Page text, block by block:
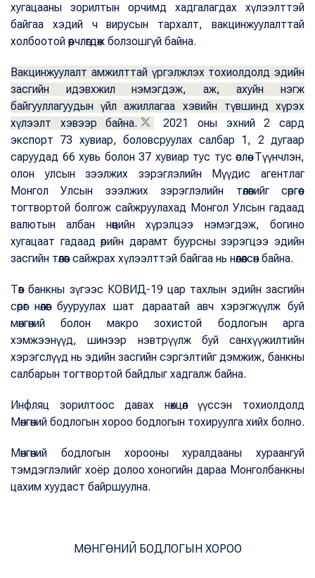
хугацааны зорилтын орчимд хадгалагдах хүлээлттэй
байгаа хэдий ч вирусын тархалт, вакцинжуулалттай
холбоотой өөрчлөгдөж болзошгүй байна.
Вакцинжуулалт амжилттай үргэлжлэх тохиолдолд эдийн
засгийн идэвхжил нэмэгдэж, аж, ахуйн нэгж
байгууллагуудын үйл ажиллагаа хэвийн түвшинд хүрэх
хүлээлт хэвээр байна.
2021 оны эхний 2 сард
экспорт 73 хувиар, боловсруулах салбар 1, 2 дугаар
саруудад 66 хувь болон 37 хувиар тус тус өслөө. Түүнчлэн,
олон улсын зээлжих зэрэглэлийн Мүүдис агентлаг
Монгол Улсын зээлжих зэрэглэлийн төлөвийг сөргөөс
тогтвортой болгож сайжруулахад Монгол Улсын гадаад
валютын албан нөөцийн хүрэлцээ нэмэгдэж, богино
хугацаат гадаад өрийн дарамт буурсны зэрэгцээ эдийн
засгийн төлөв сайжрах хүлээлттэй байгаа нь нөлөөлсөн байна.
Төв банкны зүгээс КОВИД-19 цар тахлын эдийн засгийн
сөрөг нөлөөг бууруулах шат дараатай авч хэрэгжүүлж буй
мөнгөний болон макро зохистой бодлогын арга
хэмжээнүүд, шинээр нэвтрүүлж буй санхүүжилтийн
хэрэгслүүд нь эдийн засгийн сэргэлтийг дэмжиж, банкны
салбарын тогтвортой байдлыг хадгалж байна.
Инфляц зорилтоос давах нөхцөл үүссэн тохиолдолд
Мөнгөний бодлогын хороо бодлогын тохируулга хийх болно.
Мөнгөний бодлогын хорооны хуралдааны хураангуй
тэмдэглэлийг хоёр долоо хоногийн дараа Монголбанкны
цахим хуудаст байршуулна.
МӨНГӨНИЙ БОДЛОГЫН ХОРОО